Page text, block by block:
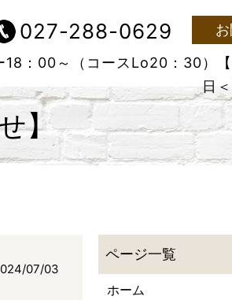
027-288-0629
18：00～（コースLo20：30）
日
】
07/03
ホーム